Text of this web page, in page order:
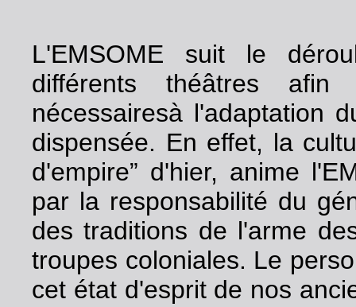
L'EMSOME suit le
différents théâtres
nécessairesà l'adaptation
dispensée. En effet, la
d'empire” d'hier, anime
par la responsabilité du
des traditions de l'arme
troupes coloniales. Le
cet état d'esprit de nos